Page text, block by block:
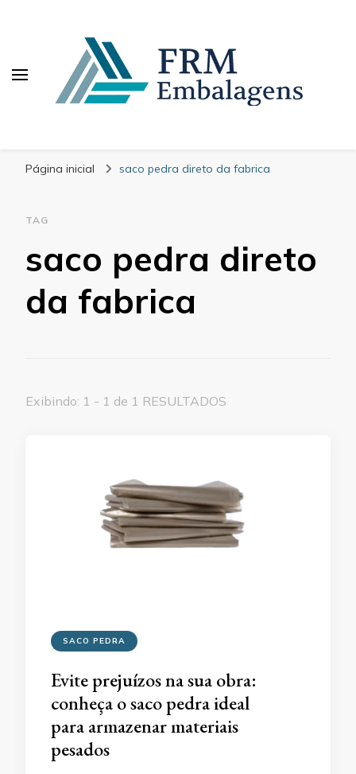
Página inicial saco pedra direto da fabrica
TAG
saco pedra direto
da fabrica
Exibindo: 1 - 1 de 1 RESULTADOS
SACO PEDRA
Evite prejuízos na sua obra:
conheça o saco pedra ideal
para armazenar materiais
pesados